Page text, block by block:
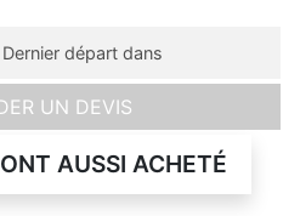
Dernier départ dans
UN DEVIS
AUSSI ACHETÉ